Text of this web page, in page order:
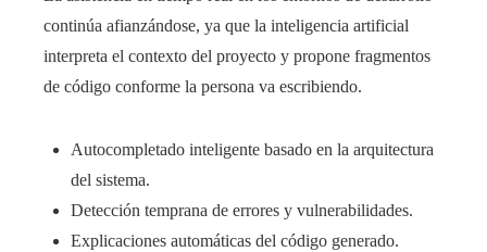
continúa afianzándose, ya que la inteligencia artificial
interpreta el contexto del proyecto y propone fragmentos
de código conforme la persona va escribiendo.
Autocompletado inteligente basado en la arquitectura
del sistema.
Detección temprana de errores y vulnerabilidades.
Explicaciones automáticas del código generado.